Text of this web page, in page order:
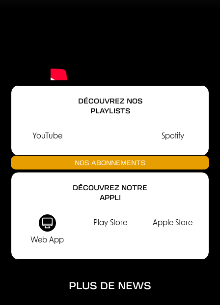
DÉCOUVREZ NOS
PLAYLISTS
YouTube Spotify
NOS ABONNEMENTS
DÉCOUVREZ NOTRE
APPLI
Web App
Play Store Apple Store
PLUS DE NEWS